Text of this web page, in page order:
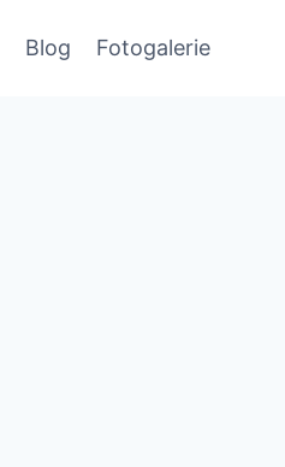
Blog Fotogalerie